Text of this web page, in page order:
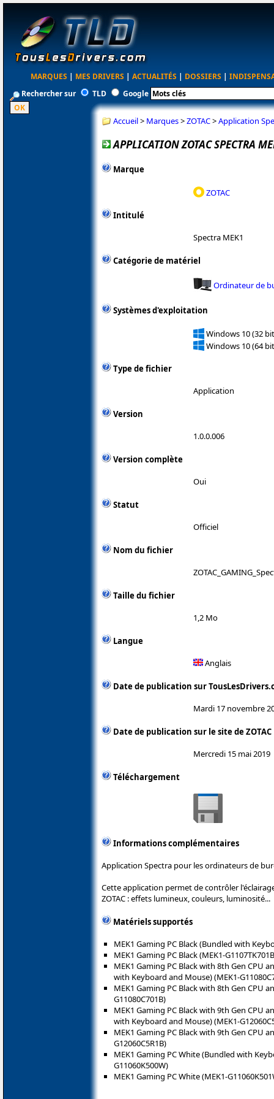
MARQUES | MES DRIVERS | ACTUALITÉS | DOSSIERS |
Rechercher sur
TLD Google
Accueil> Marques>ZOTAC>Application
APPLICATION ZOTAC SPECTRA
Marque
ZOTAC
Intitulé
Spectra MEK1
Catégorie de matériel
Ordinateur de
Systèmes d'exploitation
Windows 10 (32
Windows 10 (64
Type de fichier
Application
Version
1.0.0.006
Version complète
Oui
Statut
Officiel
Nom du fichier
Taille du fichier
1,2 Mo
Langue
Anglais
Date de publication sur
Mardi 17 novembre
Date de publication sur le site de ZOTAC
Mercredi 15 mai 2019
Téléchargement
Informations complémentaires
Application Spectra pour les ordinateurs de
Cette application permet de contrôler
ZOTAC : effets lumineux, couleurs, luminosité...
Matériels supportés
MEK1 Gaming PC Black (Bundled with
MEK1 Gaming PC Black (MEK1-
MEK1 Gaming PC Black with 8th Gen CPU
with Keyboard and Mouse) (MEK1-
MEK1 Gaming PC Black with 8th Gen CPU
G11080C701B)
MEK1 Gaming PC Black with 9th Gen CPU
with Keyboard and Mouse) (MEK1-
MEK1 Gaming PC Black with 9th Gen CPU
G12060C5R1B)
MEK1 Gaming PC White (Bundled with
G11060K500W)
MEK1 Gaming PC White (MEK1-